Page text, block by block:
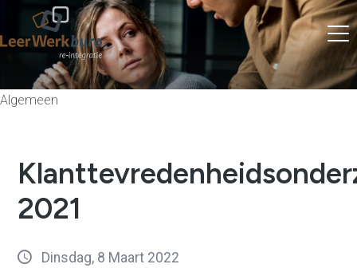
Algemeen
2021
Dinsdag, 8 Maart 2022